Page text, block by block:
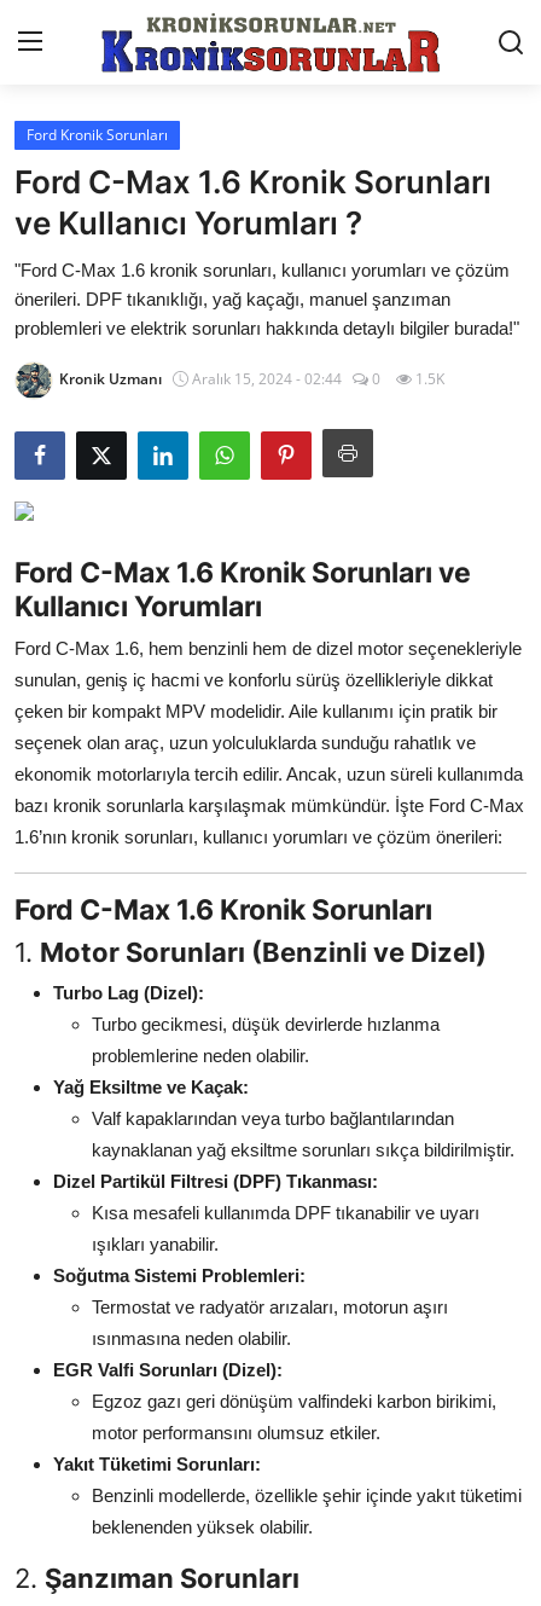
Anasayfa
Markalar
İletişim
Trafik & Cezalar
Sigorta & Kasko
Muayene & Ruhsat
Sorgulamalar
İkinci El & Alım-Satım
Elektrikli & Hibrit
Kiralama & Filo
Sürüş & Güvenlik
Lastik & Jant
Yağlar & Sıvılar
LPG & Yakıt
Elektrik & Akü
Klima & Konfor
Aydınlatma & Görüş
Şanzıman & Aktarma
Dizel Sistemler
Multimedya & Elektronik
Ford Kronik Sorunları
Ford C-Max 1.6 Kronik Sorunları
ve Kullanıcı Yorumları ?
"Ford C-Max 1.6 kronik sorunları, kullanıcı yorumları ve çözüm
önerileri. DPF tıkanıklığı, yağ kaçağı, manuel şanzıman
problemleri ve elektrik sorunları hakkında detaylı bilgiler burada!"
Kronik Uzmanı Aralık 15, 2024 - 02:44 0 1.5K
Ford C-Max 1.6 Kronik Sorunları ve
Kullanıcı Yorumları
Ford C-Max 1.6, hem benzinli hem de dizel motor seçenekleriyle
sunulan, geniş iç hacmi ve konforlu sürüş özellikleriyle dikkat
çeken bir kompakt MPV modelidir. Aile kullanımı için pratik bir
seçenek olan araç, uzun yolculuklarda sunduğu rahatlık ve
ekonomik motorlarıyla tercih edilir. Ancak, uzun süreli kullanımda
bazı kronik sorunlarla karşılaşmak mümkündür. İşte Ford C-Max
1.6’nın kronik sorunları, kullanıcı yorumları ve çözüm önerileri:
Ford C-Max 1.6 Kronik Sorunları
1. Motor Sorunları (Benzinli ve Dizel)
Turbo Lag (Dizel):
Turbo gecikmesi, düşük devirlerde hızlanma
problemlerine neden olabilir.
Yağ Eksiltme ve Kaçak:
Valf kapaklarından veya turbo bağlantılarından
kaynaklanan yağ eksiltme sorunları sıkça bildirilmiştir.
Dizel Partikül Filtresi (DPF) Tıkanması:
Kısa mesafeli kullanımda DPF tıkanabilir ve uyarı
ışıkları yanabilir.
Soğutma Sistemi Problemleri:
Termostat ve radyatör arızaları, motorun aşırı
ısınmasına neden olabilir.
EGR Valfi Sorunları (Dizel):
Egzoz gazı geri dönüşüm valfindeki karbon birikimi,
motor performansını olumsuz etkiler.
Yakıt Tüketimi Sorunları:
Benzinli modellerde, özellikle şehir içinde yakıt tüketimi
beklenenden yüksek olabilir.
2. Şanzıman Sorunları